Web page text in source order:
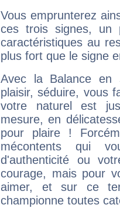
Vous emprunterez
ces trois signes, un
caractéristiques au
plus fort que le signe
Avec la Balance en
plaisir, séduire, vous
votre naturel est
mesure, en
pour plaire !
mécontents qui
d'authenticité ou
courage, mais pour
aimer, et sur ce
championne toutes